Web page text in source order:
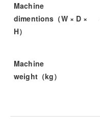
Machine
dimentions（W × D ×
H）
Machine
weight（kg）